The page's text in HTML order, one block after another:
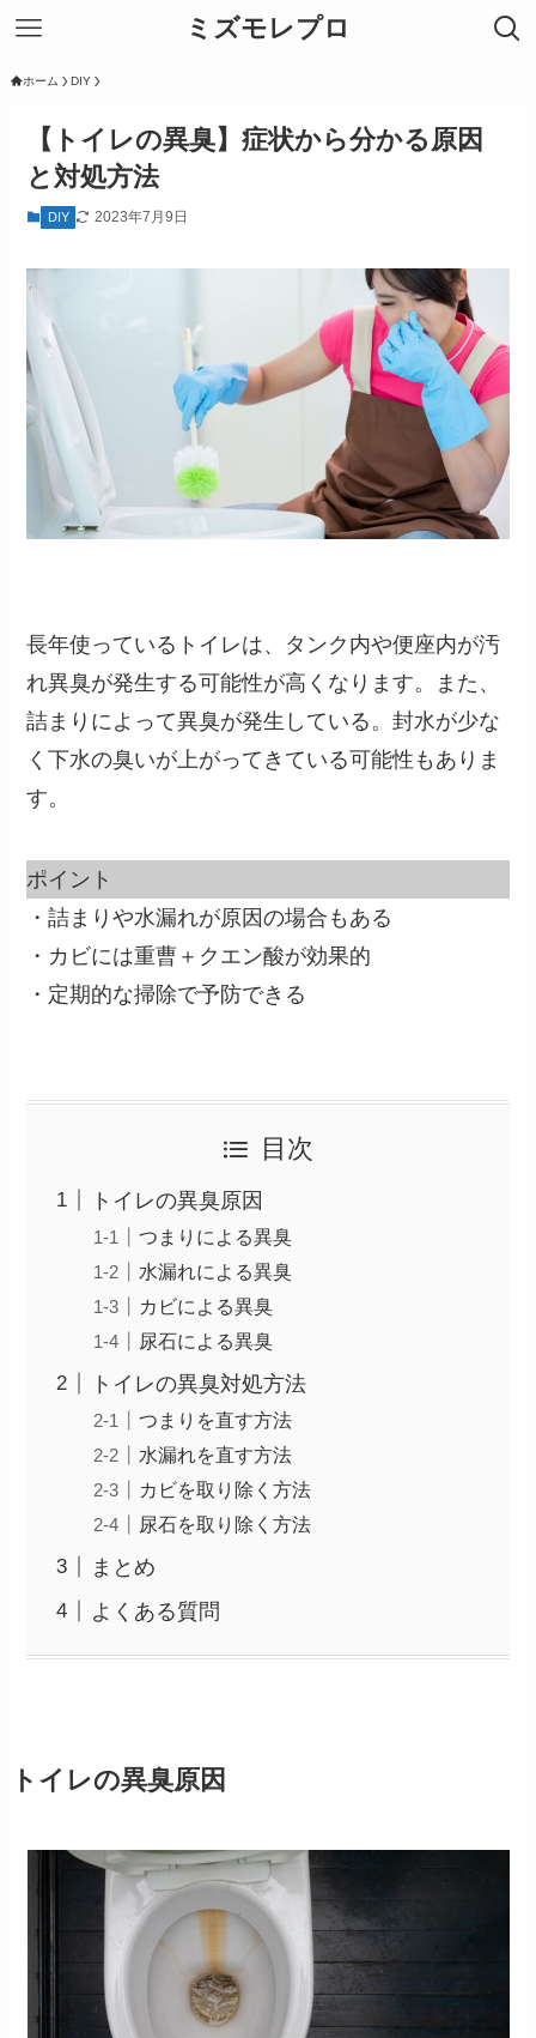
ミズモレプロ
ホーム DIY
【トイレの異臭】症状から分かる原因
と対処方法
DIY 2023年7月9日
長年使っているトイレは、タンク内や便座内が汚
れ異臭が発生する可能性が高くなります。また、
詰まりによって異臭が発生している。封水が少な
く下水の臭いが上がってきている可能性もありま
す。
ポイント
・詰まりや水漏れが原因の場合もある
・カビには重曹＋クエン酸が効果的
・定期的な掃除で予防できる
目次
トイレの異臭原因
つまりによる異臭
水漏れによる異臭
カビによる異臭
尿石による異臭
トイレの異臭対処方法
つまりを直す方法
水漏れを直す方法
カビを取り除く方法
尿石を取り除く方法
まとめ
よくある質問
トイレの異臭原因